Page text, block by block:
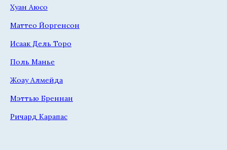
Хуан Аюсо
Маттео Йоргенсон
Исаак Дель Торо
Поль Манье
Жоау Алмейда
Мэттью Бреннан
Ричард Карапас